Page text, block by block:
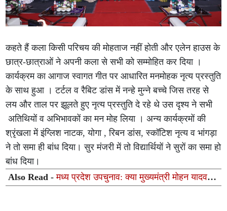
कहते हैं कला किसी परिचय की मोहताज नहीं होती और एलेन हाउस के
छात्र-छात्राओं ने अपनी कला से सभी को सम्मोहित कर दिया ।
कार्यक्रम का आगाज स्वागत गीत पर आधारित मनमोहक नृत्य प्रस्तुति
के साथ हुआ । टर्टल व रैबिट डांस में नन्हे मुन्ने बच्चे जिस तरह से
लय और ताल पर झूलते हुए नृत्य प्रस्तुति दे रहे थे उस दृश्य ने सभी
अतिथियों व अभिभावकों का मन मोह लिया । अन्य कार्यक्रमों की
श्रृंखला में इंग्लिश नाटक, योगा , रिबन डांस, स्कॉटिश नृत्य व भांगड़ा
ने तो समा ही बांध दिया। सुर मंजरी में तो विद्यार्थियों ने सुरों का समा हो
बांध दिया।
Also Read -मध्य प्रदेश उपचुनाव: क्या मुख्यमंत्री मोहन यादव
भाजपा के लिए जीत की गारंटी नहीं बन पा रहे?